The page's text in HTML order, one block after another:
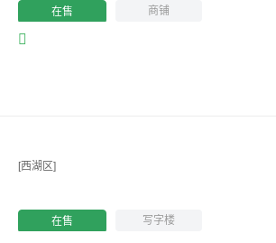
在售 商铺
[西湖区]
在售 写字楼